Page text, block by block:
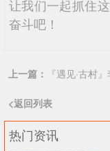
让我们一起抓住
奋斗吧！
上一篇： 『遇见·古村
<返回列表
热门资讯